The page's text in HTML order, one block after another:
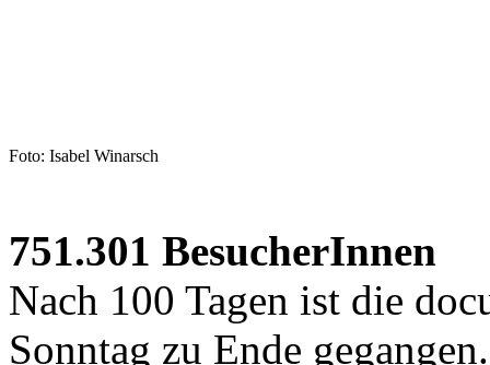
Foto: Isabel Winarsch
751.301 BesucherInnen
Nach 100 Tagen ist die
Sonntag zu Ende